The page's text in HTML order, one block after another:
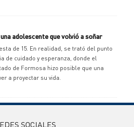
adolescente que volvió a soñar
de 15. En realidad, se trató del punto
de cuidado y esperanza, donde el
de Formosa hizo posible que una
a proyectar su vida.
SOCIALES